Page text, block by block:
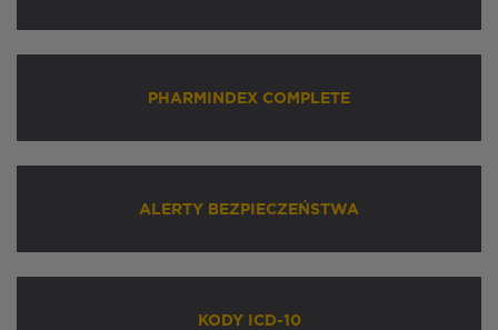
PHARMINDEX COMPLETE
ALERTY BEZPIECZEŃSTWA
KODY ICD-10